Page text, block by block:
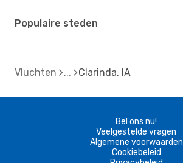
Populaire steden
Vluchten Clarinda, IA
Bel ons nu!
Veelgestelde vragen
Algemene voorwaarden
Cookiebeleid